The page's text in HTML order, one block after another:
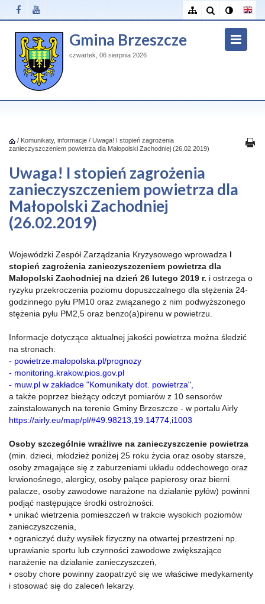
Gmina Brzeszcze
czwartek, 06 sierpnia 2026
/ Komunikaty, informacje / Uwaga! I stopień zagrożenia
zanieczyszczeniem powietrza dla Małopolski Zachodniej (26.02.2019)
Uwaga! I stopień zagrożenia
zanieczyszczeniem powietrza dla
Małopolski Zachodniej
(26.02.2019)
Wojewódzki Zespół Zarządzania Kryzysowego wprowadza I
stopień zagrożenia zanieczyszczeniem powietrza dla
Małopolski Zachodniej na dzień 26 lutego 2019 r. i ostrzega o
ryzyku przekroczenia poziomu dopuszczalnego dla stężenia 24-
godzinnego pyłu PM10 oraz związanego z nim podwyższonego
stężenia pyłu PM2,5 oraz benzo(a)pirenu w powietrzu.
Informacje dotyczące aktualnej jakości powietrza można śledzić
na stronach:
- powietrze.malopolska.pl/prognozy
- monitoring.krakow.pios.gov.pl
- muw.pl w zakładce "Komunikaty dot. powietrza"
a także poprzez bieżący odczyt pomiarów z 10 sensorów
zainstalowanych na terenie Gminy Brzeszcze - w portalu Airly
https://airly.eu/map/pl/#49.98213,19.14774,i1003
Osoby szczególnie wrażliwe na zanieczyszczenie powietrza
(min. dzieci, młodzież poniżej 25 roku życia oraz osoby starsze,
osoby zmagające się z zaburzeniami układu oddechowego oraz
krwionośnego, alergicy, osoby palące papierosy oraz bierni
palacze, osoby zawodowe narażone na działanie pyłów) powinni
podjąć następujące środki ostrożności:
• unikać wietrzenia pomieszczeń w trakcie wysokich poziomów
zanieczyszczenia,
• ograniczyć duży wysiłek fizyczny na otwartej przestrzeni np.
uprawianie sportu lub czynności zawodowe zwiększające
narażenie na działanie zanieczyszczeń,
• osoby chore powinny zaopatrzyć się we właściwe medykamenty
i stosować się do zaleceń lekarzy.